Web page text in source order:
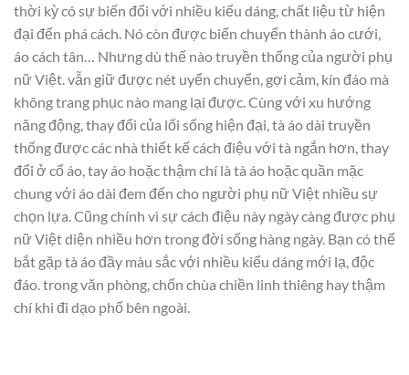
thời kỳ có sự biến đổi với nhiều kiểu dáng, chất liệu từ hiện
đại đến phá cách. Nó còn được biến chuyển thành áo cưới,
áo cách tân… Nhưng dù thế nào truyền thống của người phụ
nữ Việt. vẫn giữ được nét uyển chuyển, gợi cảm, kín đáo mà
không trang phục nào mang lại được. Cùng với xu hướng
năng động, thay đổi của lối sống hiện đại, tà áo dài truyền
thống được các nhà thiết kế cách điệu với tà ngắn hơn, thay
đổi ở cổ áo, tay áo hoặc thậm chí là tà áo hoặc quần mặc
chung với áo dài đem đến cho người phụ nữ Việt nhiều sự
chọn lựa. Cũng chính vì sự cách điệu này ngày càng được phụ
nữ Việt diện nhiều hơn trong đời sống hàng ngày. Bạn có thể
bắt gặp tà áo đầy màu sắc với nhiều kiểu dáng mới lạ, độc
đáo. trong văn phòng, chốn chùa chiền linh thiêng hay thậm
chí khi đi dạo phố bên ngoài.